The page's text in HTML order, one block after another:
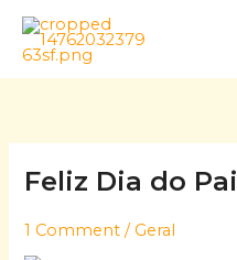
Skip
content
Feliz Dia do Pai
1 Comment / Geral